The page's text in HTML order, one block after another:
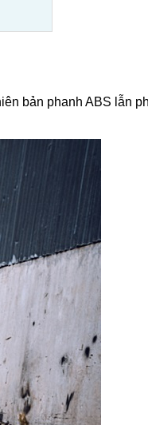
bản phanh ABS lẫn